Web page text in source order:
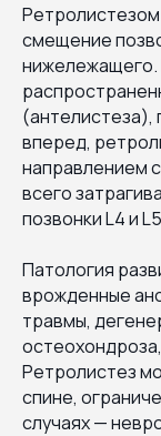
смещение
нижележащего.
(антелистеза),
вперед,
направлением
всего
позвонки L4 и
Патология
врожденные
травмы,
Ретролистез
спине,
случаях —